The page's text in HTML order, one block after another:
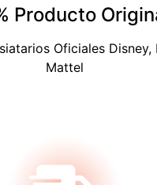
Producto
Oficiales Disney,
Mattel